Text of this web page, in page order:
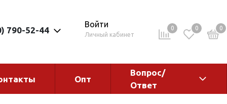
790-52-44
Войти
Личный кабинет
0 0 0
Опт
Вопрос/
Ответ